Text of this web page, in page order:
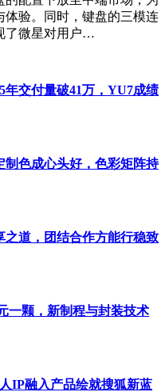
体验。同时，键盘的三模连
了微星对用户…
年交付量破41万，YU7成绩
色成心头好，色彩矩阵持
道，团结合作方能行稳致
一颗，新制程与封装技术
IP融入产品绘就搜狐新蓝